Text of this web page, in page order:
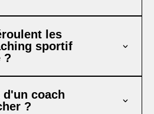
les
sportif
?
coach
?